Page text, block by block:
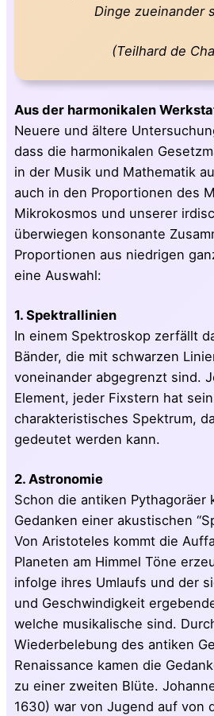
Dinge zueinander
(Teilhard de
Aus der harmonikalen
Neuere und ältere
dass die harmonikalen
in der Musik und Mathematik
auch in den Proportionen des
Mikrokosmos und unserer
überwiegen konsonante
Proportionen aus niedrigen
eine Auswahl:
1. Spektrallinien
In einem Spektroskop zerfällt
Bänder, die mit schwarzen
voneinander abgegrenzt sind.
Element, jeder Fixstern hat
charakteristisches Spektrum,
gedeutet werden kann.
2. Astronomie
Schon die antiken Pythagoräer
Gedanken einer akustischen
Von Aristoteles kommt die
Planeten am Himmel Töne
infolge ihres Umlaufs und der
und Geschwindigkeit
welche musikalische sind.
Wiederbelebung des antiken
Renaissance kamen die
zu einer zweiten Blüte.
1630) war von Jugend auf von